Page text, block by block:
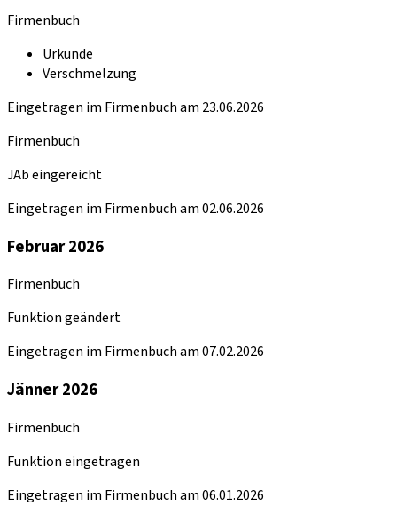
Firmenbuch
Urkunde
Verschmelzung
Eingetragen im Firmenbuch am 23.06.2026
Firmenbuch
JAb eingereicht
Eingetragen im Firmenbuch am 02.06.2026
Februar 2026
Firmenbuch
Funktion geändert
Eingetragen im Firmenbuch am 07.02.2026
Jänner 2026
Firmenbuch
Funktion eingetragen
Eingetragen im Firmenbuch am 06.01.2026